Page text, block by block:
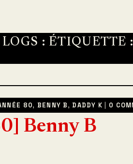
: ÉTIQUETTE :
80, BENNY B, DADDY K 0
Benny B